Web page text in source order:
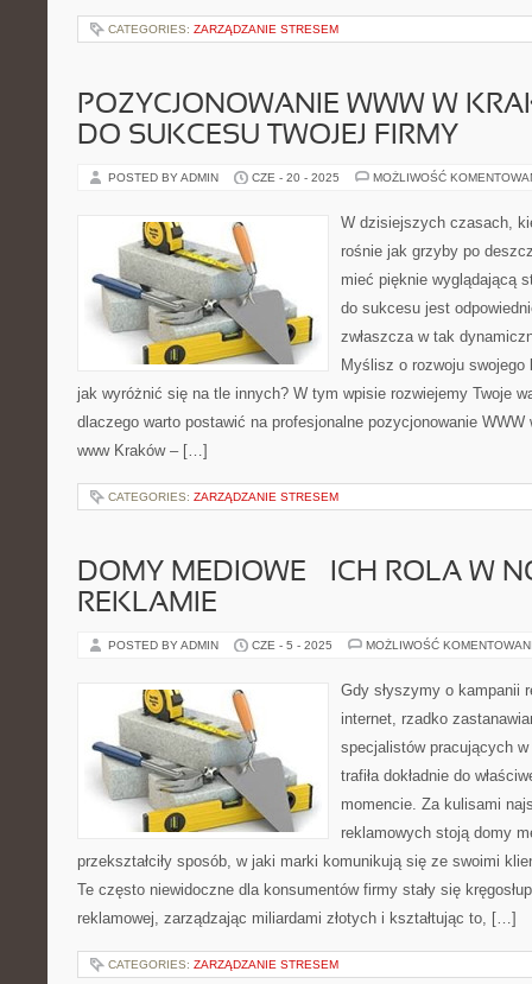
CATEGORIES: ZARZĄDZANIE STRESEM
POZYCJONOWANIE WWW W
DO SUKCESU TWOJEJ FIRMY
POSTED BY ADMIN CZE - 20 - 2025 MOŻLIWOŚĆ
W dzisiejszych czasach,
rośnie jak grzyby po
mieć pięknie wyglądającą
do sukcesu jest
zwłaszcza w tak
Myślisz o rozwoju
jak wyróżnić się na tle innych? W tym wpisie rozwiejemy Twoje
dlaczego warto postawić na profesjonalne pozycjonowanie
www Kraków – […]
CATEGORIES: ZARZĄDZANIE STRESEM
DOMY MEDIOWE – ICH ROLA W
REKLAMIE
POSTED BY ADMIN CZE - 5 - 2025 MOŻLIWOŚĆ
Gdy słyszymy o kampanii
internet, rzadko
specjalistów pracujących
trafiła dokładnie do
momencie. Za kulisami
reklamowych stoją domy
przekształciły sposób, w jaki marki komunikują się ze swoimi
Te często niewidoczne dla konsumentów firmy stały się
reklamowej, zarządzając miliardami złotych i kształtując to, […]
CATEGORIES: ZARZĄDZANIE STRESEM